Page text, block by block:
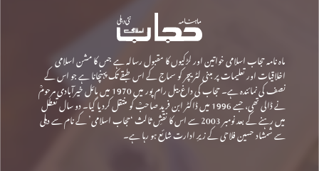
ماہ نامہ حجاب اسلامی خواتین اور لڑکیوں کا مقبول رسالہ ہے جس کا مشن اسلامی
اخلاقیات اور تعلیمات پر مبنی لٹریچر کو سماج کے اس طبقے تک پہنچانا ہے جو اس کے
نصف کی نمائندہ ہے۔ حجاب کی داغ بیل رام پور میں 1970 میں مائل خیرآبادی مرحومؒ
نے ڈالی تھی، جسے 1996 میں ڈاکٹر ابن فرید صاحبؒ کو منتقل کردیا گیا۔ دو سال تعطل
میں رہنے کے بعد نومبر 2003 سے اس کا نقشِ ثالث ‘حجاب اسلامی’ کے نام سے دہلی
سے شمشاد حسین فلاحی کے زیرِ ادارت شائع ہو رہا ہے۔